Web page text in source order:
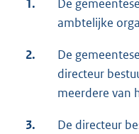
1.
De
ambtelijke
2.
De
directeur
meerdere van
3.
De directeur